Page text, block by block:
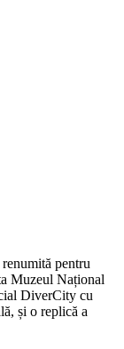
pentru
Muzeul Național
DiverCity cu
și o replică a